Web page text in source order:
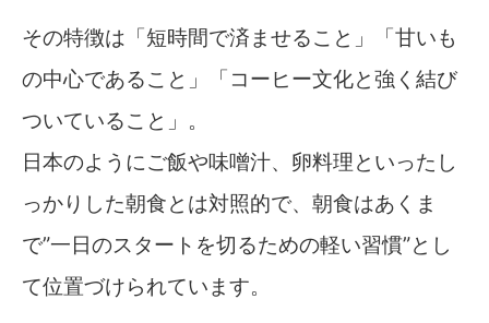
その特徴は「短時間で済ませること」「甘いも
の中心であること」「コーヒー文化と強く結び
ついていること」。
日本のようにご飯や味噌汁、卵料理といったし
っかりした朝食とは対照的で、朝食はあくま
で”一日のスタートを切るための軽い習慣”とし
て位置づけられています。